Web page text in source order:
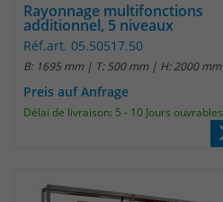
Rayonnage multifonctions
additionnel, 5 niveaux
Réf.art. 05.50517.50
B: 1695 mm | T: 500 mm | H: 2000 mm
Preis auf Anfrage
Délai de livraison: 5 - 10 Jours ouvrables